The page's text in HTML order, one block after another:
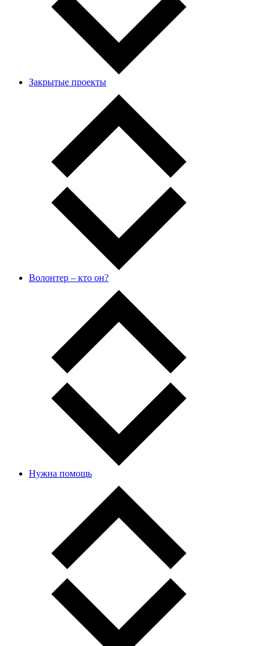
Закрытые проекты
Волонтер – кто он?
Нужна помощь